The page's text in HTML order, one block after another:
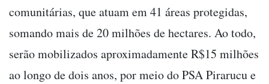
comunitárias, que atuam em 41 áreas protegidas,
somando mais de 20 milhões de hectares. Ao todo,
serão mobilizados aproximadamente R$15 milhões
ao longo de dois anos, por meio do PSA Pirarucu e